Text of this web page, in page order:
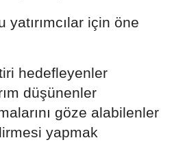
yatırımcılar için öne
hedefleyenler
düşünenler
göze alabilenler
yapmak